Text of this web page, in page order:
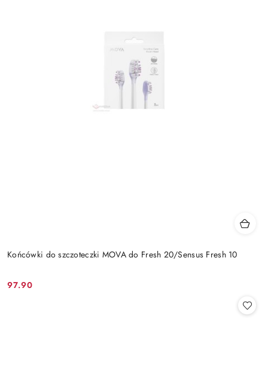
Końcówki do szczoteczki MOVA do Fresh 20/Sensus Fresh 10
Cena:
97.90